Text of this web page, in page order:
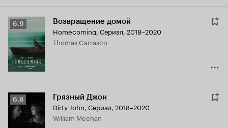
Рейтинг
Кинопоиска
6.9
6.9 Возвращение домой
Homecoming, Сериал, 2018–2020
Thomas Carrasco
Рейтинг
Кинопоиска
6.8
6.8 Грязный Джон
Dirty John, Сериал, 2018–2020
William Meehan